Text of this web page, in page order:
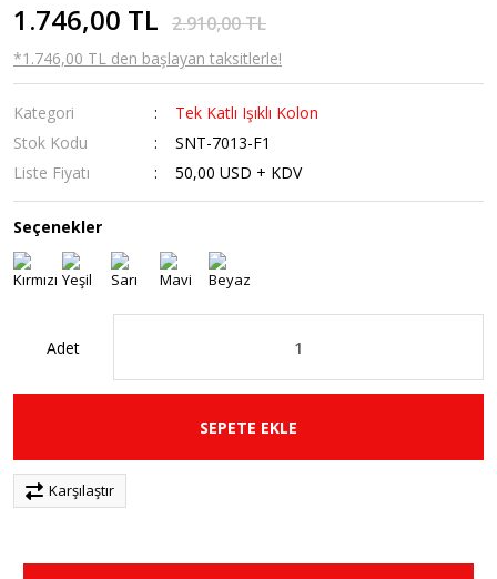
1.746,00 TL 2.910,00 TL
*1.746,00 TL den başlayan taksitlerle!
Kategori
Tek Katlı Işıklı Kolon
Stok Kodu
SNT-7013-F1
Liste Fiyatı
50,00 USD + KDV
Seçenekler
Adet
SEPETE EKLE
Karşılaştır